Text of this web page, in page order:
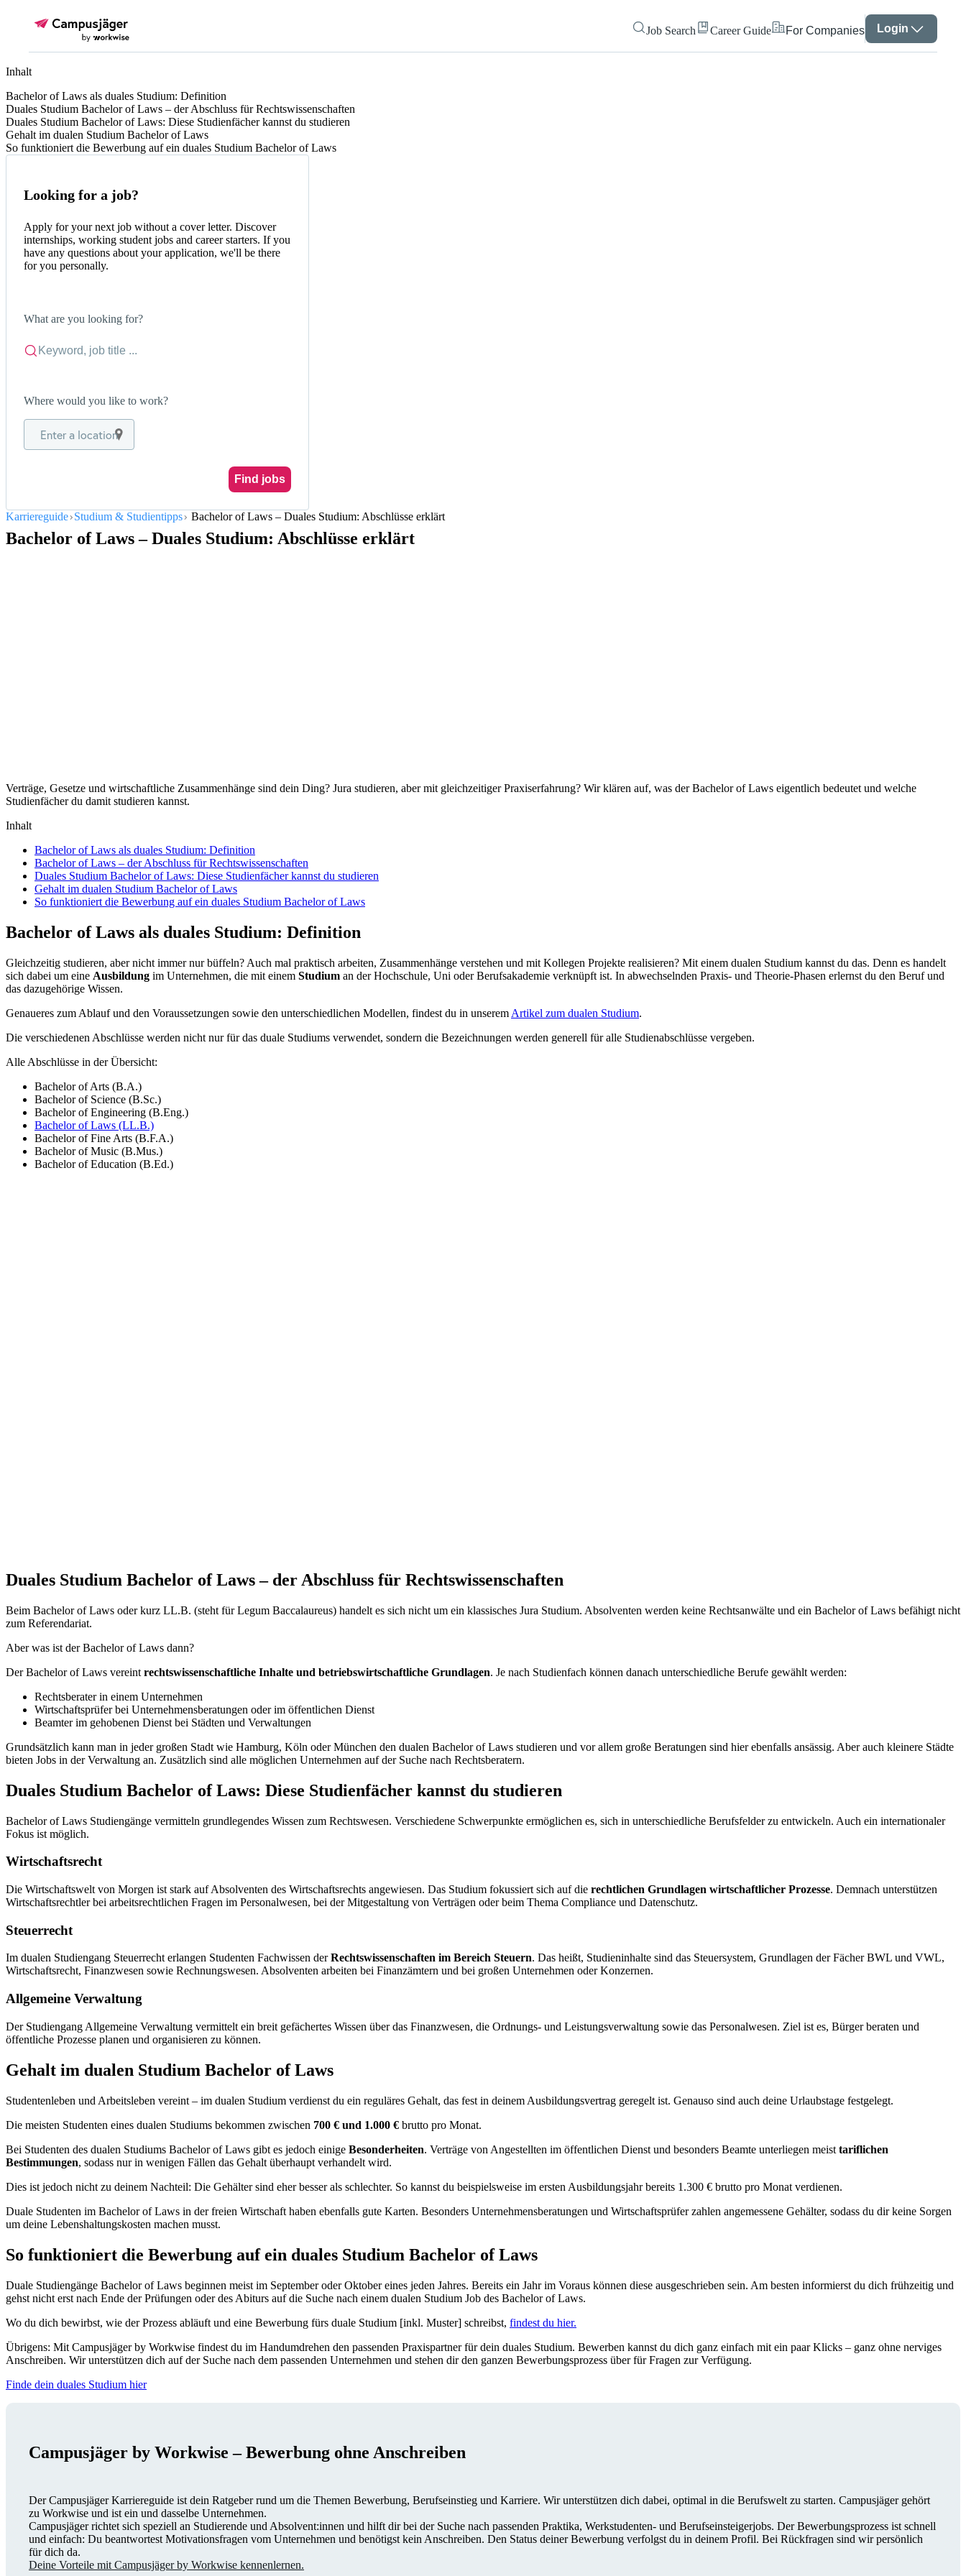
Job Search Career Guide For Companies Login
Inhalt
Bachelor of Laws als duales Studium: Definition
Duales Studium Bachelor of Laws – der Abschluss für Rechtswissenschaften
Duales Studium Bachelor of Laws: Diese Studienfächer kannst du studieren
Gehalt im dualen Studium Bachelor of Laws
So funktioniert die Bewerbung auf ein duales Studium Bachelor of Laws
Looking for a job?
Apply for your next job without a cover letter. Discover
internships, working student jobs and career starters. If you
have any questions about your application, we'll be there
for you personally.
What are you looking for?
Where would you like to work?
Enter a location
Find jobs
Karriereguide Studium & Studientipps Bachelor of Laws – Duales Studium: Abschlüsse erklärt
Bachelor of Laws – Duales Studium: Abschlüsse erklärt
Verträge, Gesetze und wirtschaftliche Zusammenhänge sind dein Ding? Jura studieren, aber mit gleichzeitiger Praxiserfahrung? Wir klären auf, was der Bachelor of Laws eigentlich bedeutet und welche
Studienfächer du damit studieren kannst.
Inhalt
Bachelor of Laws als duales Studium: Definition
Bachelor of Laws – der Abschluss für Rechtswissenschaften
Duales Studium Bachelor of Laws: Diese Studienfächer kannst du studieren
Gehalt im dualen Studium Bachelor of Laws
So funktioniert die Bewerbung auf ein duales Studium Bachelor of Laws
Bachelor of Laws als duales Studium: Definition
Gleichzeitig studieren, aber nicht immer nur büffeln? Auch mal praktisch arbeiten, Zusammenhänge verstehen und mit Kollegen Projekte realisieren? Mit einem dualen Studium kannst du das. Denn es handelt
sich dabei um eine Ausbildung im Unternehmen, die mit einem Studium an der Hochschule, Uni oder Berufsakademie verknüpft ist. In abwechselnden Praxis- und Theorie-Phasen erlernst du den Beruf und
das dazugehörige Wissen.
Genaueres zum Ablauf und den Voraussetzungen sowie den unterschiedlichen Modellen, findest du in unserem Artikel zum dualen Studium.
Die verschiedenen Abschlüsse werden nicht nur für das duale Studiums verwendet, sondern die Bezeichnungen werden generell für alle Studienabschlüsse vergeben.
Alle Abschlüsse in der Übersicht:
Bachelor of Arts (B.A.)
Bachelor of Science (B.Sc.)
Bachelor of Engineering (B.Eng.)
Bachelor of Laws (LL.B.)
Bachelor of Fine Arts (B.F.A.)
Bachelor of Music (B.Mus.)
Bachelor of Education (B.Ed.)
Duales Studium Bachelor of Laws – der Abschluss für Rechtswissenschaften
Beim Bachelor of Laws oder kurz LL.B. (steht für Legum Baccalaureus) handelt es sich nicht um ein klassisches Jura Studium. Absolventen werden keine Rechtsanwälte und ein Bachelor of Laws befähigt nicht
zum Referendariat.
Aber was ist der Bachelor of Laws dann?
Der Bachelor of Laws vereint rechtswissenschaftliche Inhalte und betriebswirtschaftliche Grundlagen. Je nach Studienfach können danach unterschiedliche Berufe gewählt werden:
Rechtsberater in einem Unternehmen
Wirtschaftsprüfer bei Unternehmensberatungen oder im öffentlichen Dienst
Beamter im gehobenen Dienst bei Städten und Verwaltungen
Grundsätzlich kann man in jeder großen Stadt wie Hamburg, Köln oder München den dualen Bachelor of Laws studieren und vor allem große Beratungen sind hier ebenfalls ansässig. Aber auch kleinere Städte
bieten Jobs in der Verwaltung an. Zusätzlich sind alle möglichen Unternehmen auf der Suche nach Rechtsberatern.
Duales Studium Bachelor of Laws: Diese Studienfächer kannst du studieren
Bachelor of Laws Studiengänge vermitteln grundlegendes Wissen zum Rechtswesen. Verschiedene Schwerpunkte ermöglichen es, sich in unterschiedliche Berufsfelder zu entwickeln. Auch ein internationaler
Fokus ist möglich.
Wirtschaftsrecht
Die Wirtschaftswelt von Morgen ist stark auf Absolventen des Wirtschaftsrechts angewiesen. Das Studium fokussiert sich auf die rechtlichen Grundlagen wirtschaftlicher Prozesse. Demnach unterstützen
Wirtschaftsrechtler bei arbeitsrechtlichen Fragen im Personalwesen, bei der Mitgestaltung von Verträgen oder beim Thema Compliance und Datenschutz.
Steuerrecht
Im dualen Studiengang Steuerrecht erlangen Studenten Fachwissen derRechtswissenschaften im Bereich Steuern. Das heißt, Studieninhalte sind das Steuersystem, Grundlagen der Fächer BWL und VWL,
Wirtschaftsrecht, Finanzwesen sowie Rechnungswesen. Absolventen arbeiten bei Finanzämtern und bei großen Unternehmen oder Konzernen.
Allgemeine Verwaltung
Der Studiengang Allgemeine Verwaltung vermittelt ein breit gefächertes Wissen über das Finanzwesen, die Ordnungs- und Leistungsverwaltung sowie das Personalwesen. Ziel ist es, Bürger beraten und
öffentliche Prozesse planen und organisieren zu können.
Gehalt im dualen Studium Bachelor of Laws
Studentenleben und Arbeitsleben vereint – im dualen Studium verdienst du ein reguläres Gehalt, das fest in deinem Ausbildungsvertrag geregelt ist. Genauso sind auch deine Urlaubstage festgelegt.
Die meisten Studenten eines dualen Studiums bekommen zwischen 700 € und 1.000 € brutto pro Monat.
Bei Studenten des dualen Studiums Bachelor of Laws gibt es jedoch einige Besonderheiten. Verträge von Angestellten im öffentlichen Dienst und besonders Beamte unterliegen meist tariflichen
Bestimmungen, sodass nur in wenigen Fällen das Gehalt überhaupt verhandelt wird.
Dies ist jedoch nicht zu deinem Nachteil: Die Gehälter sind eher besser als schlechter. So kannst du beispielsweise im ersten Ausbildungsjahr bereits 1.300 € brutto pro Monat verdienen.
Duale Studenten im Bachelor of Laws in der freien Wirtschaft haben ebenfalls gute Karten. Besonders Unternehmensberatungen und Wirtschaftsprüfer zahlen angemessene Gehälter, sodass du dir keine Sorgen
um deine Lebenshaltungskosten machen musst.
So funktioniert die Bewerbung auf ein duales Studium Bachelor of Laws
Duale Studiengänge Bachelor of Laws beginnen meist im September oder Oktober eines jeden Jahres. Bereits ein Jahr im Voraus können diese ausgeschrieben sein. Am besten informierst du dich frühzeitig und
gehst nicht erst nach Ende der Prüfungen oder des Abiturs auf die Suche nach einem dualen Studium Job des Bachelor of Laws.
Wo du dich bewirbst, wie der Prozess abläuft und eine Bewerbung fürs duale Studium [inkl. Muster] schreibst, findest du hier.
Übrigens: Mit Campusjäger by Workwise findest du im Handumdrehen den passenden Praxispartner für dein duales Studium. Bewerben kannst du dich ganz einfach mit ein paar Klicks – ganz ohne nerviges
Anschreiben. Wir unterstützen dich auf der Suche nach dem passenden Unternehmen und stehen dir den ganzen Bewerbungsprozess über für Fragen zur Verfügung.
Finde dein duales Studium hier
Campusjäger by Workwise – Bewerbung ohne Anschreiben
Der Campusjäger Karriereguide ist dein Ratgeber rund um die Themen Bewerbung, Berufseinstieg und Karriere. Wir unterstützen dich dabei, optimal in die Berufswelt zu starten. Campusjäger gehört
zu Workwise und ist ein und dasselbe Unternehmen.
Campusjäger richtet sich speziell an Studierende und Absolvent:innen und hilft dir bei der Suche nach passenden Praktika, Werkstudenten- und Berufseinsteigerjobs. Der Bewerbungsprozess ist schnell
und einfach: Du beantwortest Motivationsfragen vom Unternehmen und benötigst kein Anschreiben. Den Status deiner Bewerbung verfolgst du in deinem Profil. Bei Rückfragen sind wir persönlich
für dich da.
Deine Vorteile mit Campusjäger by Workwise kennenlernen.